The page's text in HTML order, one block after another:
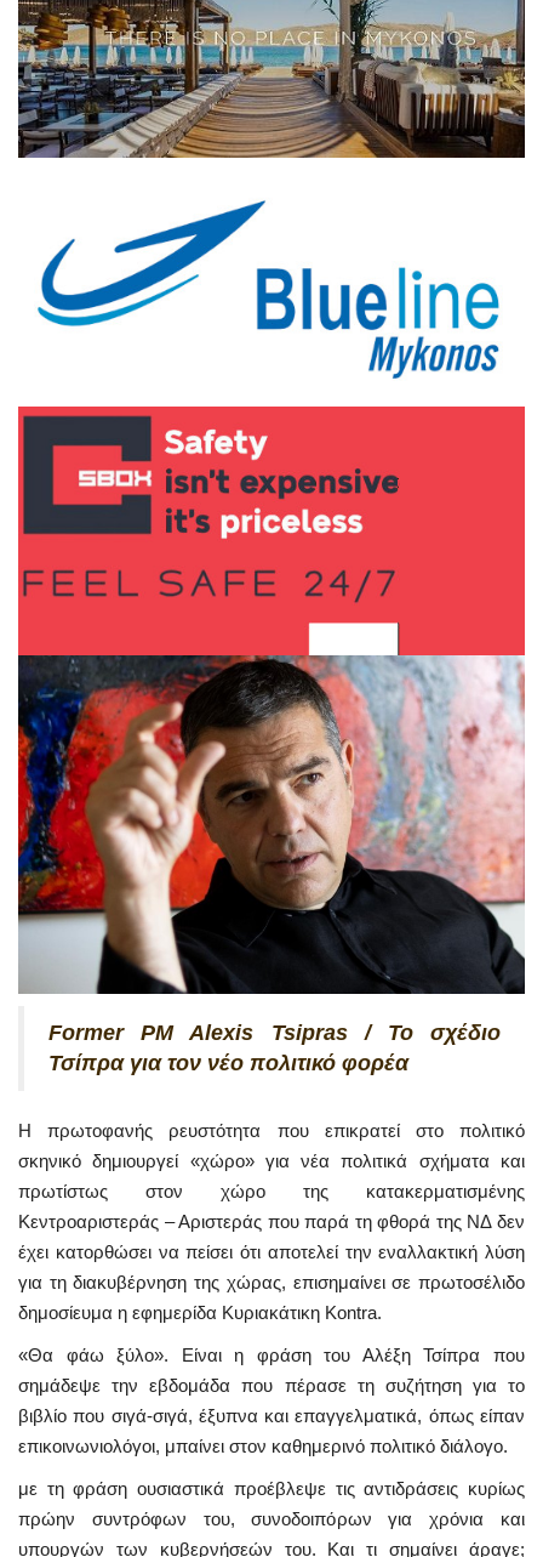
Γλώσσα
Ελληνικά English
Former PM Alexis Tsipras / Το σχέδιο
Τσίπρα για τον νέο πολιτικό φορέα
Η πρωτοφανής ρευστότητα που επικρατεί στο πολιτικό
σκηνικό δημιουργεί «χώρο» για νέα πολιτικά σχήματα και
πρωτίστως στον χώρο της κατακερματισμένης
Κεντροαριστεράς – Αριστεράς που παρά τη φθορά της ΝΔ δεν
έχει κατορθώσει να πείσει ότι αποτελεί την εναλλακτική λύση
για τη διακυβέρνηση της χώρας, επισημαίνει σε πρωτοσέλιδο
δημοσίευμα η εφημερίδα Κυριακάτικη Kontra.
«Θα φάω ξύλο». Είναι η φράση του Αλέξη Τσίπρα που
σημάδεψε την εβδομάδα που πέρασε τη συζήτηση για το
βιβλίο που σιγά-σιγά, έξυπνα και επαγγελματικά, όπως είπαν
επικοινωνιολόγοι, μπαίνει στον καθημερινό πολιτικό διάλογο.
με τη φράση ουσιαστικά προέβλεψε τις αντιδράσεις κυρίως
πρώην συντρόφων του, συνοδοιπόρων για χρόνια και
υπουργών των κυβερνήσεών του. Και τι σημαίνει άραγε;